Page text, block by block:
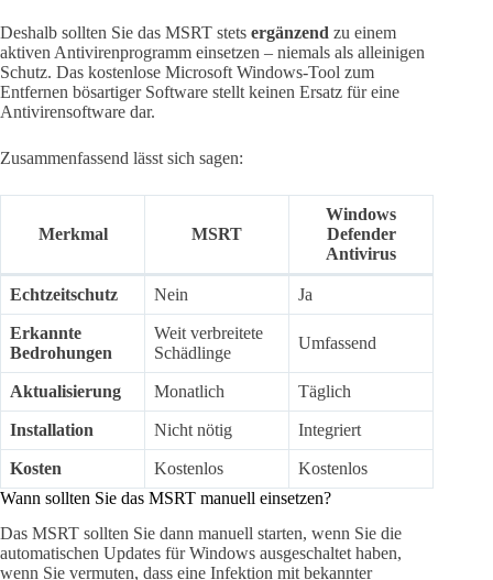
Deshalb sollten Sie das MSRT stets ergänzend zu einem
aktiven Antivirenprogramm einsetzen – niemals als alleinigen
Schutz. Das kostenlose Microsoft Windows-Tool zum
Entfernen bösartiger Software stellt keinen Ersatz für eine
Antivirensoftware dar.
Zusammenfassend lässt sich sagen:
Merkmal MSRT
Windows
Defender
Antivirus
Echtzeitschutz Nein Ja
Erkannte
Bedrohungen
Weit verbreitete
Schädlinge
Umfassend
Aktualisierung Monatlich Täglich
Installation Nicht nötig Integriert
Kosten Kostenlos
Kostenlos
Wann sollten Sie das MSRT manuell einsetzen?
Das MSRT sollten Sie dann manuell starten, wenn Sie die
automatischen Updates für Windows ausgeschaltet haben,
wenn Sie vermuten, dass eine Infektion mit bekannter